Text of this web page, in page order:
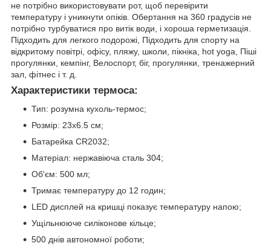
не потрібно використовувати рот, щоб перевірити
температуру і уникнути опіків. Обертання на 360 градусів не
потрібно турбуватися про витік води, і хороша герметизація.
Підходить для легкого подорожі, Підходить для спорту на
відкритому повітрі, офісу, пляжу, школи, пікніка, hot yoga, Піші
прогулянки, кемпінг, Велоспорт, біг, прогулянки, тренажерний
зал, фітнес і т. д.
Характеристики термоса:
Тип: розумна кухоль-термос;
Розмір: 23х6.5 см;
Батарейка CR2032;
Матеріал: нержавіюча сталь 304;
Об'єм: 500 мл;
Тримає температуру до 12 годин;
LED дисплей на кришці показує температуру напою;
Ущільнююче силіконове кільце;
500 днів автономної роботи;